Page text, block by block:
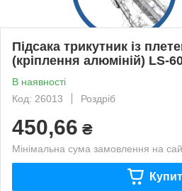
Підсака трикутник із
(кріплення алюміній) LS-
В наявності
Код: 26013
Роздріб
450,66 ₴
Мінімальна сума замовлення на